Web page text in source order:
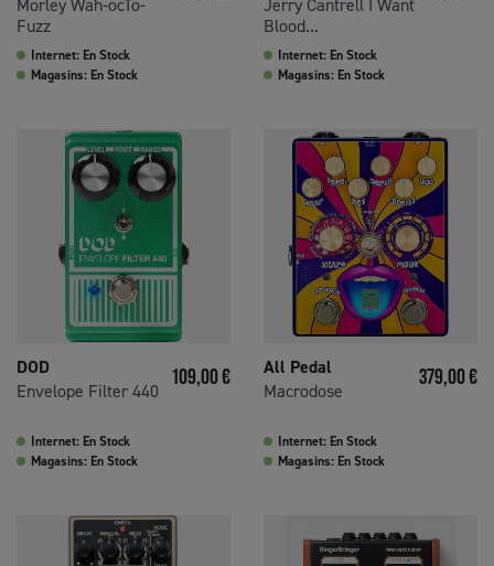
Morley Wah-ocTo-
Fuzz
Internet: En Stock
Magasins: En Stock
Jerry Cantrell I Want
Blood...
Internet: En Stock
Magasins: En Stock
DOD
Envelope Filter 440
Prix
109,00 €
Internet: En Stock
Magasins: En Stock
All Pedal
Macrodose
Prix
379,00 €
Internet: En Stock
Magasins: En Stock